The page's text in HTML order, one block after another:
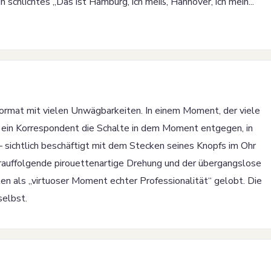
mit vielen Unwägbarkeiten. In einem Moment, der viele
Korrespondent die Schalte in dem Moment entgegen, in
beschäftigt mit dem Stecken seines Knopfs im Ohr
pirouettenartige Drehung und der übergangslose
als „virtuoser Moment echter Professionalität“ gelobt. Die